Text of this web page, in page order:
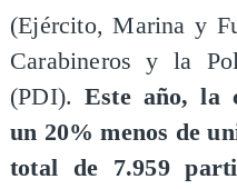
(Ejército, Marina y
Carabineros y la
(PDI). Este año, la
un 20% menos de
total de 7.959